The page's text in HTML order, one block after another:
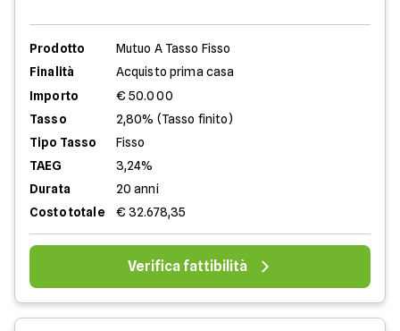
Prodotto
Mutuo A Tasso Fisso
Finalità
Acquisto prima casa
Importo
€ 50.000
Tasso
2,80% (Tasso finito)
Tipo Tasso
Fisso
TAEG
3,24%
Durata
20 anni
Costo totale
€ 32.678,35
Verifica fattibilità